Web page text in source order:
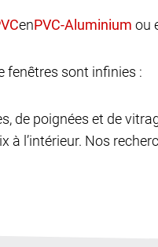
en ou
fenêtres sont infinies :
de poignées et de
à l’intérieur. Nos